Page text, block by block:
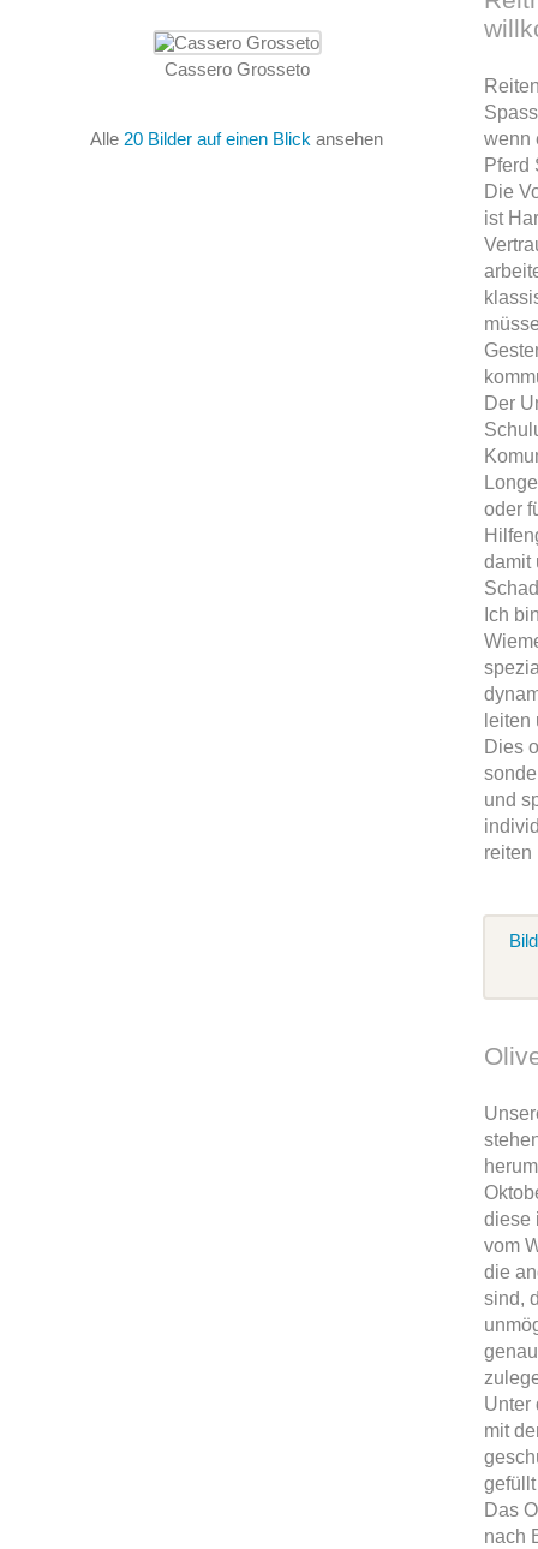
Cassero Grosseto
Alle 20 Bilder auf einen Blick ansehen
wenn
Pferd
Die
ist
Der
oder
damit
Ich
leiten
Dies
und
reiten
diese
vom
die
sind,
Unter
mit
Das
nach